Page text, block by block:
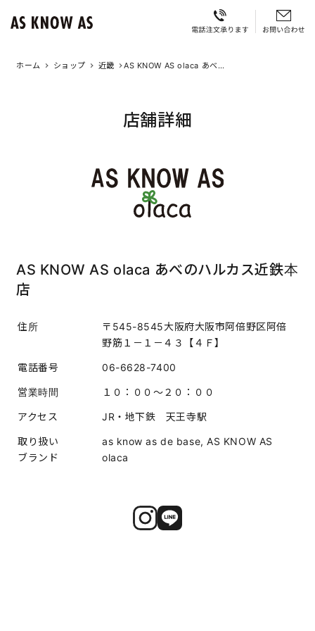
ホーム ショップ 近畿
AS KNOW AS olaca あべの
店舗詳細
AS KNOW AS olaca あべのハルカス近鉄本
店
住所
〒545-8545大阪府大阪市阿倍野区阿倍
野筋１－１－４３【４Ｆ】
電話番号 06-6628-7400
営業時間 １０：００～２０：００
アクセス JR・地下鉄 天王寺駅
取り扱い
ブランド
as know as de base, AS KNOW AS
olaca